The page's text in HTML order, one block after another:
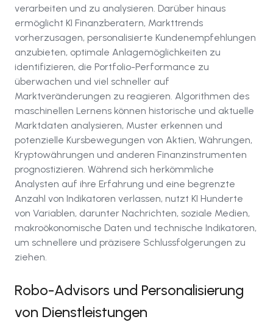
verarbeiten und zu analysieren. Darüber hinaus
ermöglicht KI Finanzberatern, Markttrends
vorherzusagen, personalisierte Kundenempfehlungen
anzubieten, optimale Anlagemöglichkeiten zu
identifizieren, die Portfolio-Performance zu
überwachen und viel schneller auf
Marktveränderungen zu reagieren. Algorithmen des
maschinellen Lernens können historische und aktuelle
Marktdaten analysieren, Muster erkennen und
potenzielle Kursbewegungen von Aktien, Währungen,
Kryptowährungen und anderen Finanzinstrumenten
prognostizieren. Während sich herkömmliche
Analysten auf ihre Erfahrung und eine begrenzte
Anzahl von Indikatoren verlassen, nutzt KI Hunderte
von Variablen, darunter Nachrichten, soziale Medien,
makroökonomische Daten und technische Indikatoren,
um schnellere und präzisere Schlussfolgerungen zu
ziehen.
Robo-Advisors und Personalisierung
von Dienstleistungen